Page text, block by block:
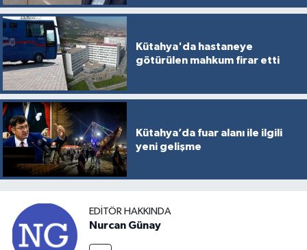
Kütahya'da hastaneye
götürülen mahkum firar etti
Kütahya’da fuar alanı ile ilgili
yeni gelişme
EDITÖR HAKKINDA
Nurcan Günay